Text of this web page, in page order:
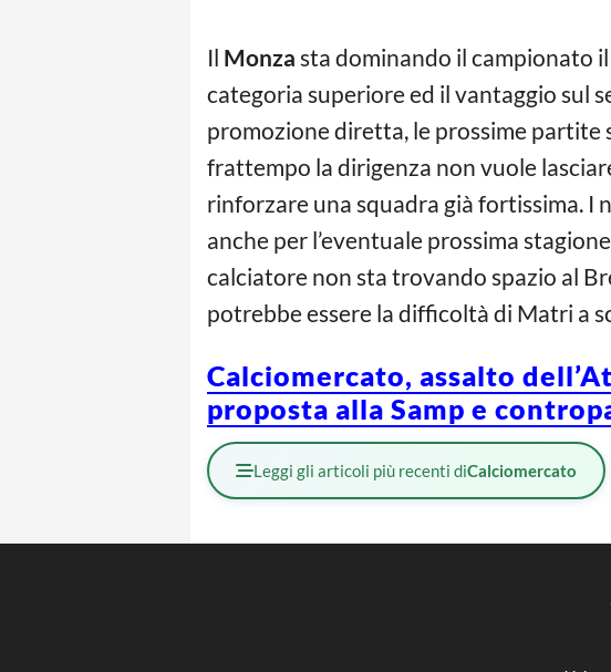
Il Monza sta dominando il campionato
categoria superiore ed il vantaggio sul
promozione diretta, le prossime
frattempo la dirigenza non vuole
rinforzare una squadra già fortissima. I
anche per l’eventuale prossima
calciatore non sta trovando spazio al
potrebbe essere la difficoltà di Matri a
Calciomercato, assalto
proposta alla Samp e
Leggi gli articoli più recenti diCalciomercato